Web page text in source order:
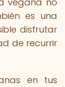
es una
disfrutar
de recurrir
en tus